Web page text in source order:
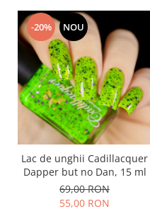
-20% NOU
Lac de unghii Cadillacquer
Dapper but no Dan, 15 ml
69,00 RON
55,00 RON